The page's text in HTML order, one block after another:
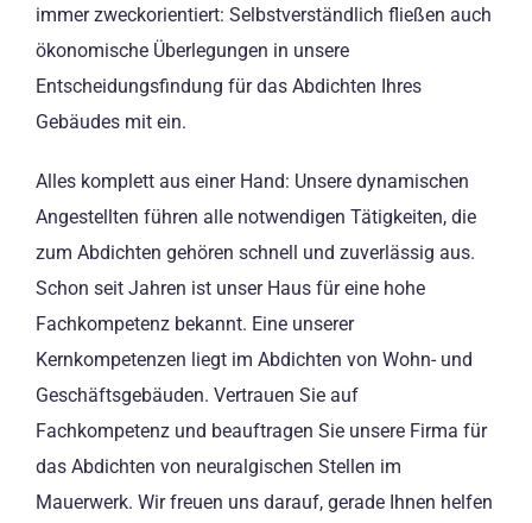
immer zweckorientiert: Selbstverständlich fließen auch
ökonomische Überlegungen in unsere
Entscheidungsfindung für das Abdichten Ihres
Gebäudes mit ein.
Alles komplett aus einer Hand: Unsere dynamischen
Angestellten führen alle notwendigen Tätigkeiten, die
zum Abdichten gehören schnell und zuverlässig aus.
Schon seit Jahren ist unser Haus für eine hohe
Fachkompetenz bekannt. Eine unserer
Kernkompetenzen liegt im Abdichten von Wohn- und
Geschäftsgebäuden. Vertrauen Sie auf
Fachkompetenz und beauftragen Sie unsere Firma für
das Abdichten von neuralgischen Stellen im
Mauerwerk. Wir freuen uns darauf, gerade Ihnen helfen